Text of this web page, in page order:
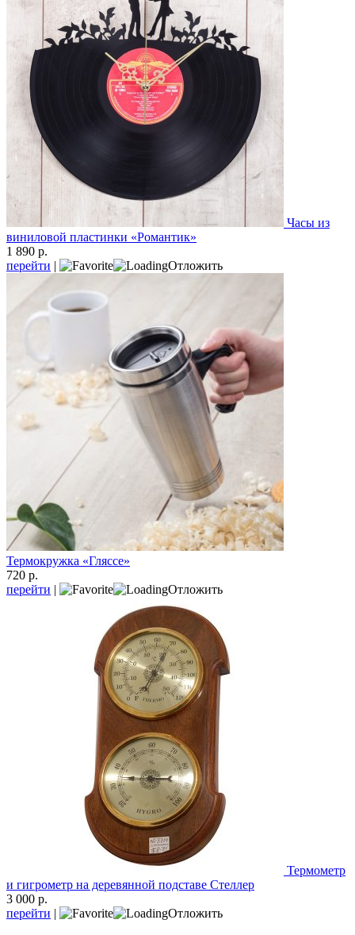
Часы из
виниловой пластинки «Романтик»
1 890 р.
перейти | Отложить
Термокружка «Гляссе»
720 р.
перейти | Отложить
Термометр
и гигрометр на деревянной подставе Стеллер
3 000 р.
перейти | Отложить